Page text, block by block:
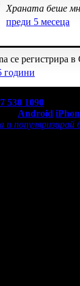
Храната беше
преди 5 месеца
се регистрира в
години
530 1090
Android
популяризирай